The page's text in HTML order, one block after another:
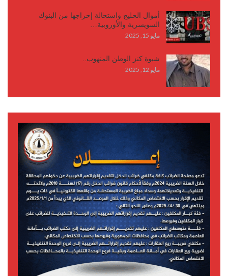
أموال الخليج واستحالة إخراجها من البنوك
السويسرية والأوروبية…
مايو 15, 2025
شبوة كنز الوطن المنهوب..
مايو 12, 2025